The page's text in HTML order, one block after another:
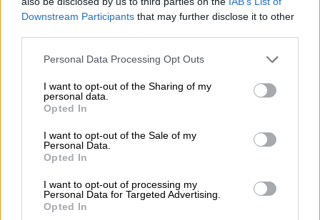
Downstream Participants that may further disclose it to other
Please note that this website/app uses one or more Google
not limited to your visit or usage behaviour. You may click to
grant or deny consent to Google and its third-party tags to
use your data for below specified purposes in below Google
consent section.
Personal Data Processing Opt Outs
I want to opt-out of the Sharing of my
personal data.
Opted In
I want to opt-out of the Sale of my
Personal Data.
Opted In
I want to opt-out of processing my
Personal Data for Targeted Advertising.
Opted In
Ελλάδα|30.03.2026 18:54
Έρχονται εξελίξεις στη δίκη των
Τεμπών μετά την πρώτη αποζημίωση
σε συγγενείς - «Το ελληνικό δημόσιο
γνώριζε»
Ελλάδα 30.03.2026 19:00
Φρίκη στον Εύοσμο: Νεκρή 59χρονη,
ενδείξεις για εγκληματική ενέργεια -
Εντοπίστηκε ημίγυμνη